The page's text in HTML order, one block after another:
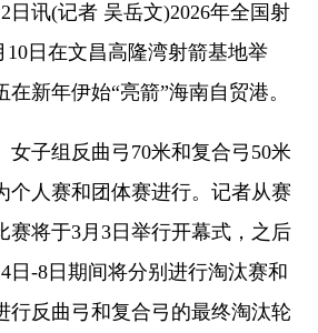
讯(记者 吴岳文)2026年全国射
10日在文昌高隆湾射箭基地举
新年伊始“亮箭”海南自贸港。
子组反曲弓70米和复合弓50米
个人赛和团体赛进行。记者从赛
赛将于3月3日举行开幕式，之后
日-8日期间将分别进行淘汰赛和
行反曲弓和复合弓的最终淘汰轮